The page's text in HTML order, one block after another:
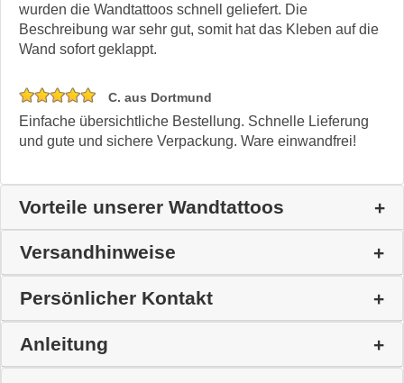
wurden die Wandtattoos schnell geliefert. Die
Beschreibung war sehr gut, somit hat das Kleben auf die
Wand sofort geklappt.
C. aus Dortmund
Einfache übersichtliche Bestellung. Schnelle Lieferung
und gute und sichere Verpackung. Ware einwandfrei!
Vorteile unserer Wandtattoos
Versandhinweise
Persönlicher Kontakt
Anleitung